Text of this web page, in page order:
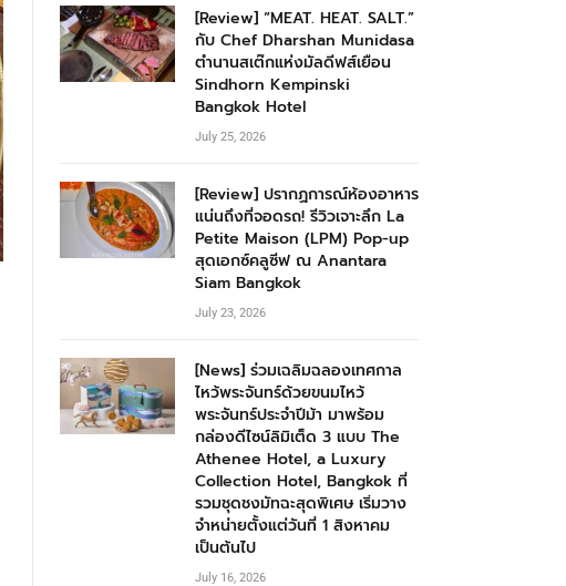
[Review] “MEAT. HEAT. SALT.”
กับ Chef Dharshan Munidasa
ตำนานสเต๊กแห่งมัลดีฟส์เยือน
Sindhorn Kempinski
Bangkok Hotel
July 25, 2026
[Review] ปรากฏการณ์ห้องอาหาร
แน่นถึงที่จอดรถ! รีวิวเจาะลึก La
Petite Maison (LPM) Pop-up
สุดเอกซ์คลูซีฟ ณ Anantara
Siam Bangkok
July 23, 2026
[News] ร่วมเฉลิมฉลองเทศกาล
ไหว้พระจันทร์ด้วยขนมไหว้
พระจันทร์ประจำปีม้า มาพร้อม
กล่องดีไซน์ลิมิเต็ด 3 แบบ The
Athenee Hotel, a Luxury
Collection Hotel, Bangkok ที่
รวมชุดชงมัทฉะสุดพิเศษ เริ่มวาง
จำหน่ายตั้งแต่วันที่ 1 สิงหาคม
เป็นต้นไป
July 16, 2026